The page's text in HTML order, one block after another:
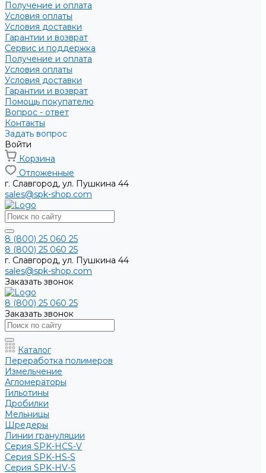
Получение и оплата
Условия оплаты
Условия доставки
Гарантии и возврат
Сервис и поддержка
Получение и оплата
Условия оплаты
Условия доставки
Гарантии и возврат
Помощь покупателю
Вопрос - ответ
Контакты
Задать вопрос
Войти
Корзина
Отложенные
г. Славгород, ул. Пушкина 44
sales@spk-shop.com
8 (800) 25 060 25
8 (800) 25 060 25
г. Славгород, ул. Пушкина 44
sales@spk-shop.com
Заказать звонок
8 (800) 25 060 25
Заказать звонок
Каталог
Переработка полимеров
Измельчение
Агломераторы
Гильотины
Дробилки
Мельницы
Шредеры
Линии грануляции
Серия SPK-HCS-V
Серия SPK-HS-S
Серия SPK-HV-S